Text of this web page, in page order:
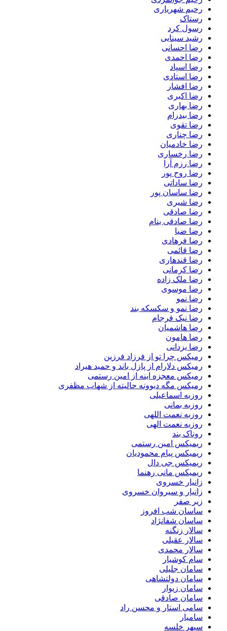
رحیم شهریاری
رستاک
رسول کرد
رشید سینایی
رضا احسانی
رضا احمدی
رضا اسپاد
رضا استادی
رضا افشار
رضا اکبری
رضا بهاری
رضا بیدرام
رضا تقوی
رضا چناری
رضا خادمیان
رضا رخساری
رضا رزم آرا
رضا روح پور
رضا ساداتی
رضا ساسان پور
رضا شیری
رضا صادقی
رضا صادقی بنام
رضا ضیا
رضا فرهادی
رضا قائمی
رضا قندهاری
رضا کرمانی
رضا ملک زاده
رضا موسوی
رضا نمو
رضا نمو و سکسکه بند
رضا نیک فرجام
رضا هاشمیان
رضا هامون
رضا یزدانی
رمیکس چرا تو از فرزاد فرزین
رمیکس دلارام از پازل باند و حمید هیراد
رمیکس معجزه اینه از امین رستمی
رمیکس مگه دیوونه حالیته از شهاب مظفری
روزبه اسماعیلی
روزبه بمانی
روزبه نعمت اللهی
روزبه نعمت الهی
روناک بند
ریمیکس امین رستمی
ریمیکس پیام محمودیان
ریمیکس جی دال
ریمیکس مانی رهنما
زانیار خسروی
زانیار و سیروان خسروی
زیر صفر
ساسان شب افروز
ساسان شفانژاد
سالار زنگنه
سالار عقیلی
سالار محمدی
سام کوشیار
سامان جلیلی
سامان دولتشاهی
سامان زیوار
سامان صادقی
سامی استار و محسن راد
سامیار
سپهر خلسه